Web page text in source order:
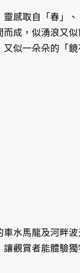
感取自「春」
成，似湧浪又
似一朵朵的「
水馬龍及河畔
觀賞者能體驗